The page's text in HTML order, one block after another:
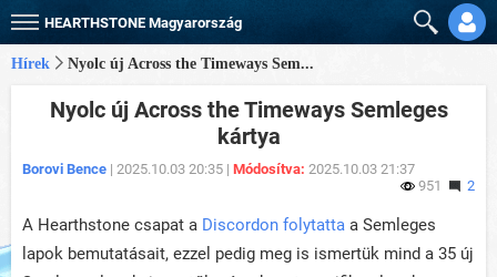
HEARTHSTONE Magyarország
Hírek Nyolc új Across the Timeways Sem...
Nyolc új Across the Timeways Semleges
kártya
Borovi Bence | 2025.10.03 20:35 | Módosítva: 2025.10.03 21:37
951
2
A Hearthstone csapat a Discordon folytatta a Semleges
lapok bemutatásait, ezzel pedig meg is ismertük mind a 35 új